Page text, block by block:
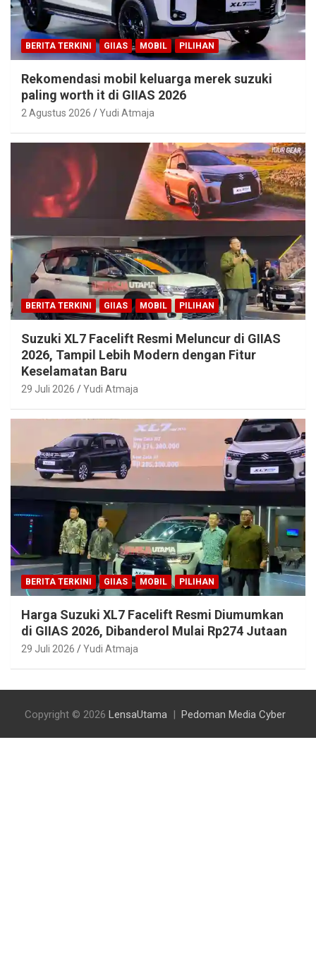
BERITA TERKINI GIIAS MOBIL PILIHAN
Rekomendasi mobil keluarga merek suzuki
paling worth it di GIIAS 2026
2 Agustus 2026 Yudi Atmaja
BERITA TERKINI GIIAS MOBIL PILIHAN
Suzuki XL7 Facelift Resmi Meluncur di GIIAS
2026, Tampil Lebih Modern dengan Fitur
Keselamatan Baru
29 Juli 2026 Yudi Atmaja
BERITA TERKINI GIIAS MOBIL PILIHAN
Harga Suzuki XL7 Facelift Resmi Diumumkan
di GIIAS 2026, Dibanderol Mulai Rp274 Jutaan
29 Juli 2026 Yudi Atmaja
Copyright © 2026 LensaUtama Pedoman Media Cyber